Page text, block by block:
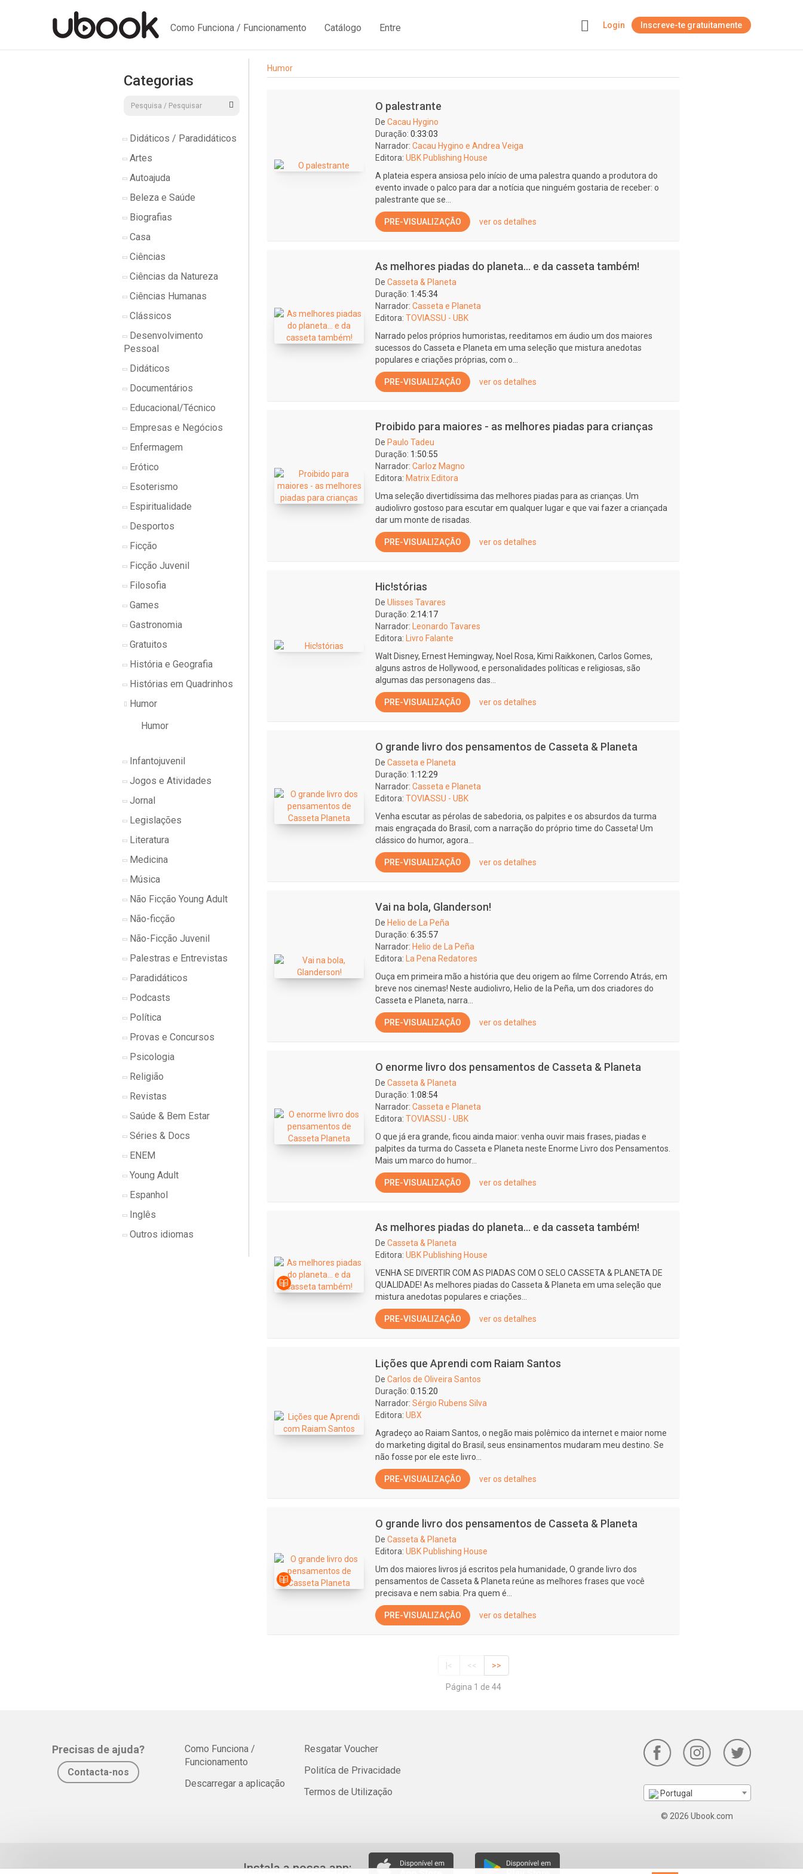
Como Funciona / Funcionamento Catálogo Entre Login Inscreve-te gratuitamente
Categorias
Didáticos / Paradidáticos
Artes
Autoajuda
Beleza e Saúde
Biografias
Casa
Ciências
Ciências da Natureza
Ciências Humanas
Clássicos
Desenvolvimento
Pessoal
Didáticos
Documentários
Educacional/Técnico
Empresas e Negócios
Enfermagem
Erótico
Esoterismo
Espiritualidade
Desportos
Ficção
Ficção Juvenil
Filosofia
Games
Gastronomia
Gratuitos
História e Geografia
Histórias em Quadrinhos
Humor
Humor
Infantojuvenil
Jogos e Atividades
Jornal
Legislações
Literatura
Medicina
Música
Não Ficção Young Adult
Não-ficção
Não-Ficção Juvenil
Palestras e Entrevistas
Paradidáticos
Podcasts
Política
Provas e Concursos
Psicologia
Religião
Revistas
Saúde & Bem Estar
Séries & Docs
ENEM
Young Adult
Espanhol
Inglês
Outros idiomas
Humor
O palestrante
De Cacau Hygino
Duração: 0:33:03
Narrador: Cacau Hygino e Andrea Veiga
Editora: UBK Publishing House
A plateia espera ansiosa pelo início de uma palestra quando a produtora do
evento invade o palco para dar a notícia que ninguém gostaria de receber: o
palestrante que se...
PRE-VISUALIZAÇÃO ver os detalhes
As melhores piadas do planeta... e da casseta também!
De Casseta & Planeta
Duração: 1:45:34
Narrador: Casseta e Planeta
Editora: TOVIASSU - UBK
Narrado pelos próprios humoristas, reeditamos em áudio um dos maiores
sucessos do Casseta e Planeta em uma seleção que mistura anedotas
populares e criações próprias, com o...
PRE-VISUALIZAÇÃO ver os detalhes
Proibido para maiores - as melhores piadas para crianças
De Paulo Tadeu
Duração: 1:50:55
Narrador: Carloz Magno
Editora: Matrix Editora
Uma seleção divertidíssima das melhores piadas para as crianças. Um
audiolivro gostoso para escutar em qualquer lugar e que vai fazer a criançada
dar um monte de risadas.
PRE-VISUALIZAÇÃO ver os detalhes
Hic!stórias
De Ulisses Tavares
Duração: 2:14:17
Narrador:
Leonardo Tavares
Editora:
Livro Falante
Walt Disney, Ernest Hemingway, Noel Rosa, Kimi Raikkonen, Carlos Gomes,
alguns astros de Hollywood, e personalidades políticas e religiosas, são
algumas das personagens das...
PRE-VISUALIZAÇÃO ver os detalhes
O grande livro dos pensamentos de Casseta & Planeta
De Casseta e Planeta
Duração: 1:12:29
Narrador: Casseta e Planeta
Editora: TOVIASSU - UBK
Venha escutar as pérolas de sabedoria, os palpites e os absurdos da turma
mais engraçada do Brasil, com a narração do próprio time do Casseta! Um
clássico do humor, agora...
PRE-VISUALIZAÇÃO ver os detalhes
Vai na bola, Glanderson!
De Helio de La Peña
Duração: 6:35:57
Narrador: Helio de La Peña
Editora:
La Pena Redatores
Ouça em primeira mão a história que deu origem ao filme Correndo Atrás, em
breve nos cinemas! Neste audiolivro, Helio de la Peña, um dos criadores do
Casseta e Planeta, narra...
PRE-VISUALIZAÇÃO ver os detalhes
O enorme livro dos pensamentos de Casseta & Planeta
De Casseta & Planeta
Duração: 1:08:54
Narrador: Casseta e Planeta
Editora: TOVIASSU - UBK
O que já era grande, ficou ainda maior: venha ouvir mais frases, piadas e
palpites da turma do Casseta e Planeta neste Enorme Livro dos Pensamentos.
Mais um marco do humor...
PRE-VISUALIZAÇÃO ver os detalhes
As melhores piadas do planeta... e da casseta também!
De Casseta & Planeta
Editora: UBK Publishing House
VENHA SE DIVERTIR COM AS PIADAS COM O SELO CASSETA & PLANETA DE
QUALIDADE! As melhores piadas do Casseta & Planeta em uma seleção que
mistura anedotas populares e criações...
PRE-VISUALIZAÇÃO ver os detalhes
Lições que Aprendi com Raiam Santos
De Carlos de Oliveira Santos
Duração: 0:15:20
Narrador: Sérgio Rubens Silva
Editora: UBX
Agradeço ao Raiam Santos, o negão mais polêmico da internet e maior nome
do marketing digital do Brasil, seus ensinamentos mudaram meu destino. Se
não fosse por ele este livro...
PRE-VISUALIZAÇÃO ver os detalhes
O grande livro dos pensamentos de Casseta & Planeta
De Casseta & Planeta
Editora: UBK Publishing House
Um dos maiores livros já escritos pela humanidade, O grande livro dos
pensamentos de Casseta & Planeta reúne as melhores frases que você
precisava e nem sabia. Pra quem é...
PRE-VISUALIZAÇÃO ver os detalhes
|< << >>
Página 1 de 44
Precisas de ajuda?
Contacta-nos
Como Funciona /
Funcionamento
Descarregar a aplicação
Resgatar Voucher
Politíca de Privacidade
Termos de Utilização
Portugal
© 2026 Ubook.com
Instala a nossa app: